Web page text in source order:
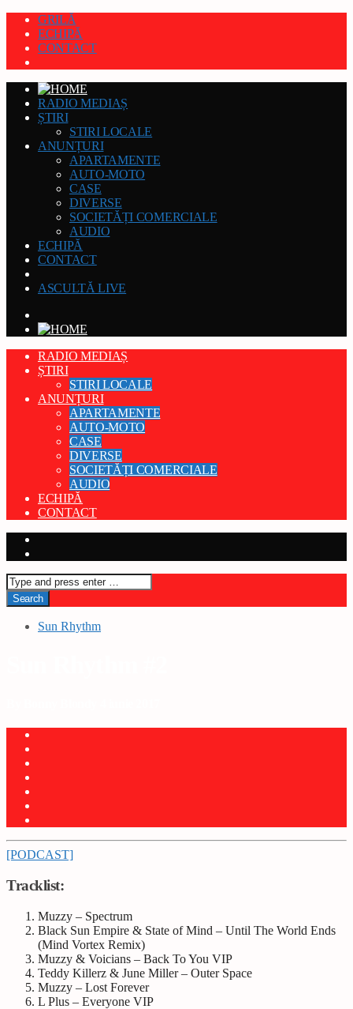
GRILĂ
ECHIPĂ
CONTACT
RADIO MEDIAȘ
ȘTIRI
STIRI LOCALE
ANUNȚURI
APARTAMENTE
AUTO-MOTO
CASE
DIVERSE
SOCIETĂȚI COMERCIALE
AUDIO
ECHIPĂ
CONTACT
ASCULTĂ LIVE
RADIO MEDIAȘ
ȘTIRI
STIRI LOCALE
ANUNȚURI
APARTAMENTE
AUTO-MOTO
CASE
DIVERSE
SOCIETĂȚI COMERCIALE
AUDIO
ECHIPĂ
CONTACT
Sun Rhythm
[PODCAST]
Tracklist:
Muzzy – Spectrum
Black Sun Empire & State of Mind – Until The World Ends
(Mind Vortex Remix)
Muzzy & Voicians – Back To You VIP
Teddy Killerz & June Miller – Outer Space
Muzzy – Lost Forever
L Plus – Everyone VIP